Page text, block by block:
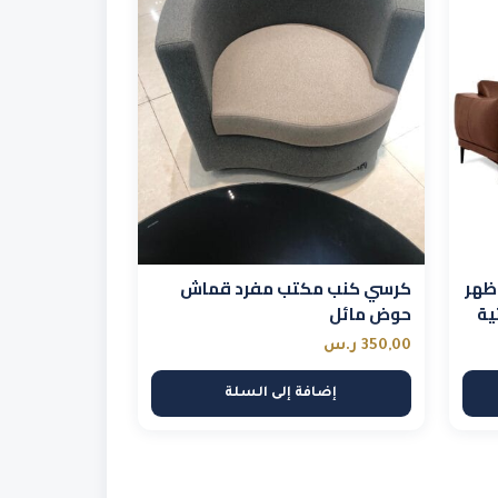
كرسي كنب مكتب مفرد قماش
حوض مائل
350,00 ر.س
إضافة إلى السلة